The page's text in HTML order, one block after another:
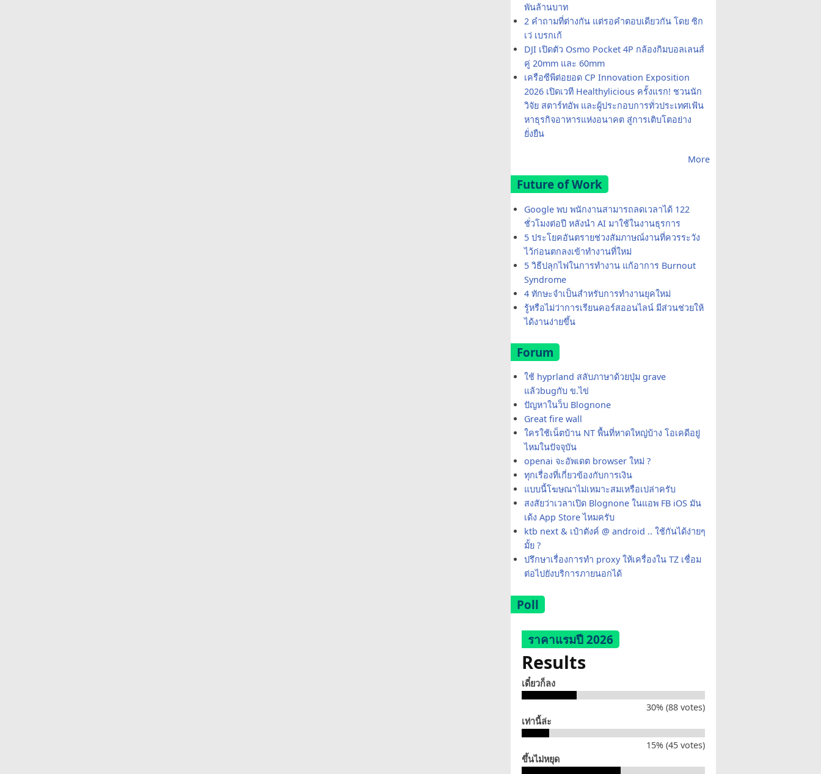
พันล้านบาท
2 คำถามที่ต่างกัน แต่รอคำตอบเดียวกัน โดย ซิก
เว่ เบรกเก้
DJI เปิดตัว Osmo Pocket 4P กล้องกิมบอลเลนส์
คู่ 20mm และ 60mm
เครือซีพีต่อยอด CP Innovation Exposition
2026 เปิดเวที Healthylicious ครั้งแรก! ชวนนัก
วิจัย สตาร์ทอัพ และผู้ประกอบการทั่วประเทศเฟ้น
หาธุรกิจอาหารแห่งอนาคต สู่การเติบโตอย่าง
ยั่งยืน
More
Future of Work
Google พบ พนักงานสามารถลดเวลาได้ 122
ชั่วโมงต่อปี หลังนำ AI มาใช้ในงานธุรการ
5 ประโยคอันตรายช่วงสัมภาษณ์งานที่ควรระวัง
ไว้ก่อนตกลงเข้าทำงานที่ใหม่
5 วิธีปลุกไฟในการทำงาน แก้อาการ Burnout
Syndrome
4 ทักษะจำเป็นสำหรับการทำงานยุคใหม่
รู้หรือไม่ว่าการเรียนคอร์สออนไลน์ มีส่วนช่วยให้
ได้งานง่ายขึ้น
Forum
ใช้ hyprland สลับภาษาด้วยปุ่ม grave
แล้วbugกับ ข.ไข่
ปัญหาในว็บ Blognone
Great fire wall
ใครใช้เน็ตบ้าน NT พื้นที่หาดใหญ่บ้าง โอเคดีอยู่
ไหมในปัจจุบัน
openai จะอัพเดต browser ใหม่ ?
ทุกเรื่องที่เกี่ยวข้องกับการเงิน
แบบนี้โฆษณาไม่เหมาะสมเหรือเปล่าครับ
สงสัยว่าเวลาเปิด Blognone ในแอพ FB iOS มัน
เด้ง App Store ไหมครับ
ktb next & เป๋าตังค์ @ android .. ใช้กันได้ง่ายๆ
มั้ย ?
ปรึกษาเรื่องการทำ proxy ให้เครื่องใน TZ เชื่อม
ต่อไปยังบริการภายนอกได้
Poll
ราคาแรมปี 2026
Results
เดี๋ยวก็ลง
30% (88 votes)
เท่านี้ล่ะ
15% (45 votes)
ขึ้นไม่หยุด